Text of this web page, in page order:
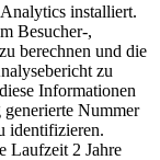
installiert.
Besucher-,
berechnen und die
zu
Informationen
Nummer
identifizieren.
Laufzeit 2 Jahre